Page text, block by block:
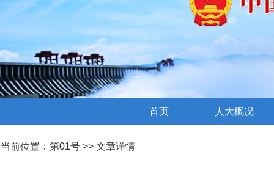
首页 人大概况
当前位置： 第01号 >> 文章详情